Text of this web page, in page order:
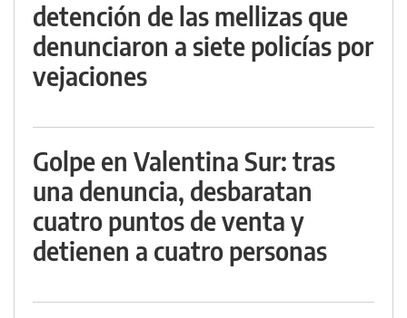
detención de las mellizas que
denunciaron a siete policías por
vejaciones
Golpe en Valentina Sur: tras
una denuncia, desbaratan
cuatro puntos de venta y
detienen a cuatro personas